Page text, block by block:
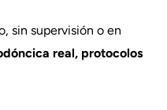
sin supervisión o en
real, protocolos